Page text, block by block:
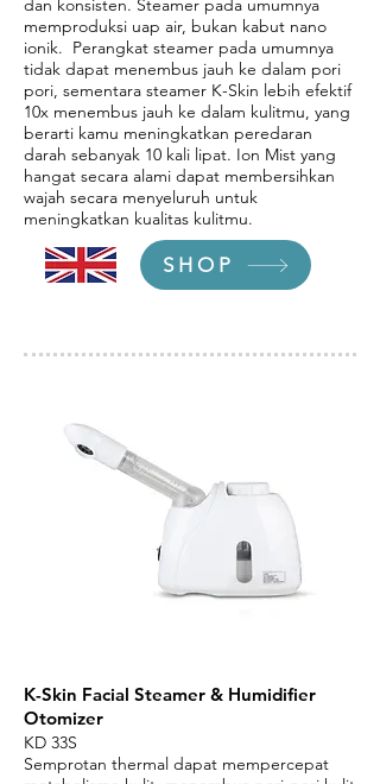
dan konsisten. Steamer pada umumnya
memproduksi uap air, bukan kabut nano
ionik. Perangkat steamer pada umumnya
tidak dapat menembus jauh ke dalam pori
pori, sementara steamer K-Skin lebih efektif
10x menembus jauh ke dalam kulitmu, yang
berarti kamu meningkatkan peredaran
darah sebanyak 10 kali lipat. Ion Mist yang
hangat secara alami dapat membersihkan
wajah secara menyeluruh untuk
meningkatkan kualitas kulitmu.
SHOP
K-Skin Facial Steamer & Humidifier
Otomizer
KD 33S
Semprotan thermal dapat mempercepat